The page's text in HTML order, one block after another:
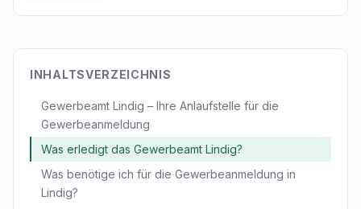
INHALTSVERZEICHNIS
Gewerbeamt Lindig – Ihre Anlaufstelle für die
Gewerbeanmeldung
Was erledigt das Gewerbeamt Lindig?
Was benötige ich für die Gewerbeanmeldung in
Lindig?